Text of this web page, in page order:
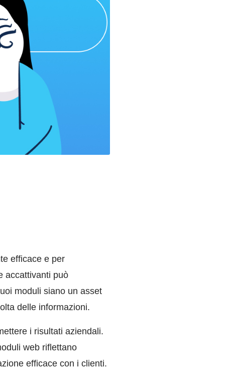
efficace e per
accattivanti può
moduli siano un asset
delle informazioni.
i risultati aziendali.
web riflettano
efficace con i clienti.